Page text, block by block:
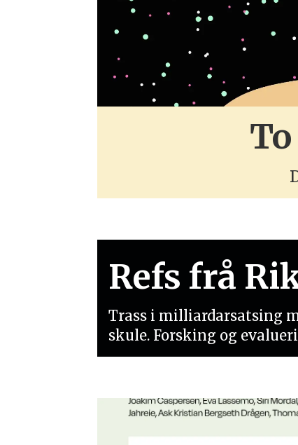
Refs frå
Trass i milliardarsatsing
skule. Forsking og